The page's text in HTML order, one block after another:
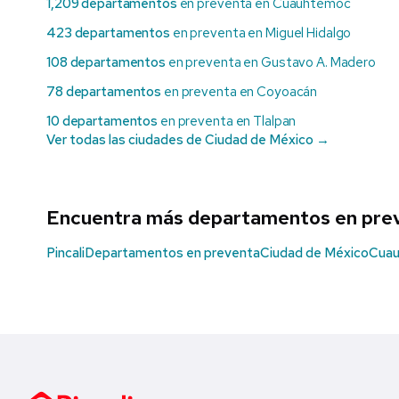
1,209 departamentos en preventa en Cuauhtémoc
423 departamentos en preventa en Miguel Hidalgo
108 departamentos en preventa en Gustavo A. Madero
78 departamentos en preventa en Coyoacán
10 departamentos en preventa en Tlalpan
Ver todas las ciudades de Ciudad de México →
Encuentra más departamentos en
PincaliDepartamentos en preventaCiudad de México